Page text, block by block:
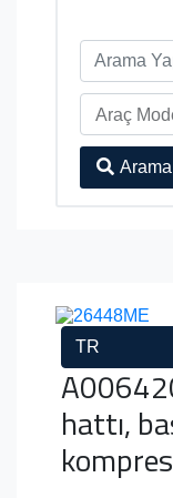
Araç
Arama
TR
hattı,